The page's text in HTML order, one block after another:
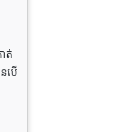
ត់
បើ